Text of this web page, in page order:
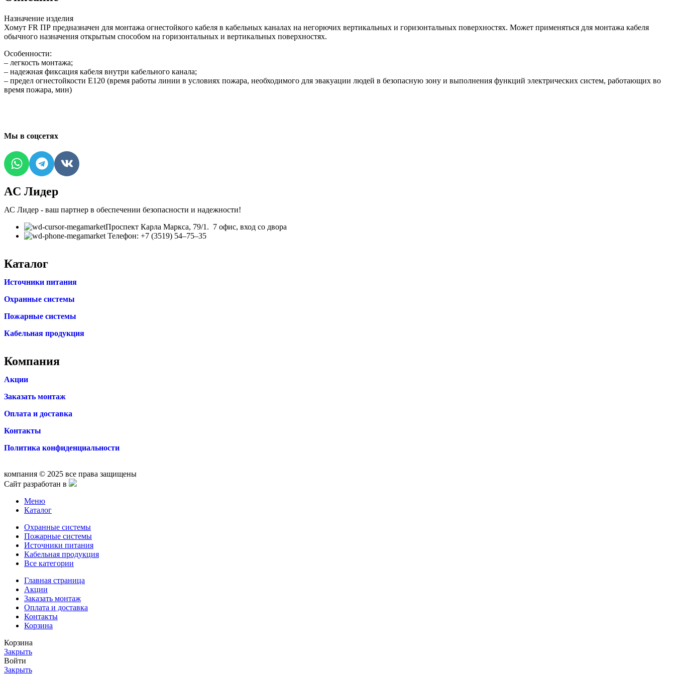
Назначение изделия
Хомут FR ПР предназначен для монтажа огнестойкого кабеля в кабельных каналах на негорючих вертикальных и горизонтальных поверхностях. Может применяться для монтажа кабеля
обычного назначения открытым способом на горизонтальных и вертикальных поверхностях.
Особенности:
– легкость монтажа;
– надежная фиксация кабеля внутри кабельного канала;
– предел огнестойкости Е120 (время работы линии в условиях пожара, необходимого для эвакуации людей в безопасную зону и выполнения функций электрических систем, работающих во
время пожара, мин)
Мы в соцсетях
AC Лидер
АС Лидер - ваш партнер в обеспечении безопасности и надежности!
​Проспект Карла Маркса, 79/1. 7 офис, вход со двора
Телефон: +7 (3519) 54‒75‒35
Каталог
Источники питания
Охранные системы
Пожарные системы
Кабельная продукция
Компания
Акции
Заказать монтаж
Оплата и доставка
Контакты
Политика конфиденциальности
компания © 2025 все права защищены
Сайт разработан в
Меню
Каталог
Охранные системы
Пожарные системы
Источники питания
Кабельная продукция
Все категории
Главная страница
Акции
Заказать монтаж
Оплата и доставка
Контакты
Корзина
Корзина
Закрыть
Войти
Закрыть